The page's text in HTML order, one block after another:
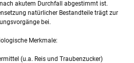
akutem Durchfall abgestimmt ist.
natürlicher Bestandteile trägt zur
bei.
Merkmale:
(u.a. Reis und Traubenzucker)